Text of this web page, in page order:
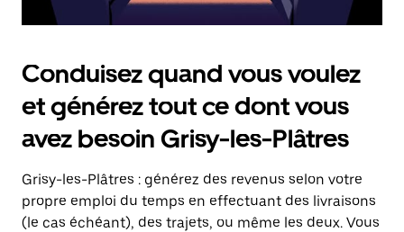
Conduisez quand vous voulez
et générez tout ce dont vous
avez besoin Grisy-les-Plâtres
Grisy-les-Plâtres : générez des revenus selon votre
propre emploi du temps en effectuant des livraisons
(le cas échéant), des trajets, ou même les deux. Vous